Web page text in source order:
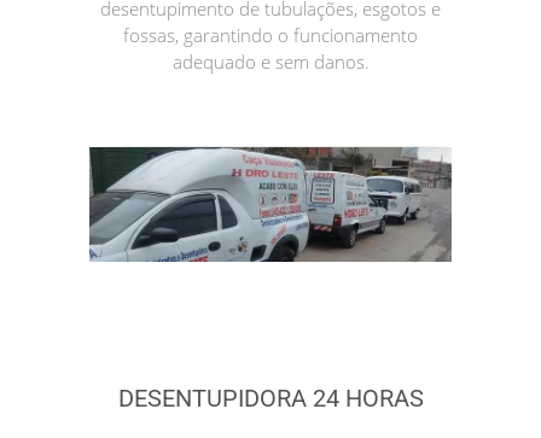
desentupimento de tubulações, esgotos e
fossas, garantindo o funcionamento
adequado e sem danos.
DESENTUPIDORA 24 HORAS